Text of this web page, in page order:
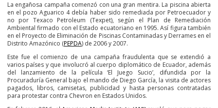
La engañosa campaña comenzó con una gran mentira. La piscina abierta
en el pozo Aguarico 4 debía haber sido remediada por Petroecuador y
no por Texaco Petroleum (Texpet), según el Plan de Remediación
Ambiental firmado con el Estado ecuatoriano en 1995. Así figura también
en el Proyecto de Eliminación de Piscinas Contaminadas y Derrames en el
Distrito Amazónico (PEPDA) de 2006 y 2007.
Este fue el comienzo de una campaña fraudulenta que se extendió a
varios países y que involucró al cuerpo diplomático de Ecuador, además
del lanzamiento de la película ‘El Juego Sucio’, difundida por la
Procuraduría General bajo el mando de Diego García, la visita de actores
pagados, libros, camisetas, publicidad y hasta personas contratadas
para protestar contra Chevron en Estados Unidos.